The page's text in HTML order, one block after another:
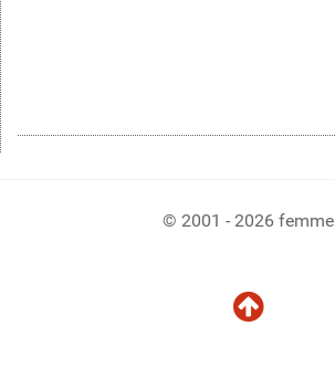
© 2001 - 2026 femme